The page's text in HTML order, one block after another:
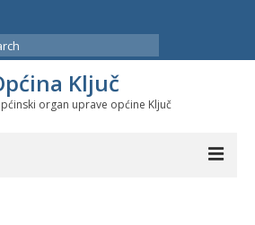
Ključ
organ uprave općine Ključ